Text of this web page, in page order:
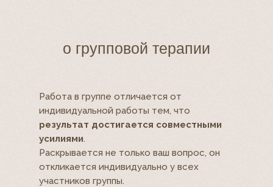
о групповой терапии
Работа в группе отличается от
индивидуальной работы тем, что
результат достигается совместными
усилиями.
Раскрывается не только ваш вопрос, он
откликается индивидуально у всех
участников группы.